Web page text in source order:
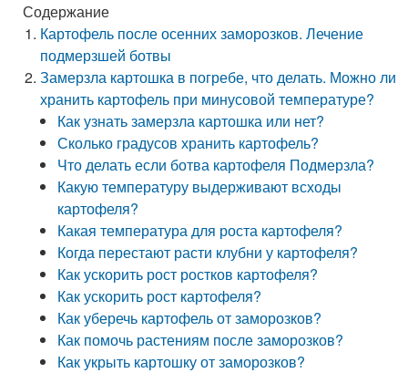
Содержание
Картофель после осенних заморозков. Лечение
подмерзшей ботвы
Замерзла картошка в погребе, что делать. Можно ли
хранить картофель при минусовой температуре?
Как узнать замерзла картошка или нет?
Сколько градусов хранить картофель?
Что делать если ботва картофеля Подмерзла?
Какую температуру выдерживают всходы
картофеля?
Какая температура для роста картофеля?
Когда перестают расти клубни у картофеля?
Как ускорить рост ростков картофеля?
Как ускорить рост картофеля?
Как уберечь картофель от заморозков?
Как помочь растениям после заморозков?
Как укрыть картошку от заморозков?